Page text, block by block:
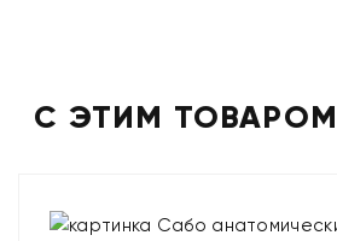
С ЭТИМ